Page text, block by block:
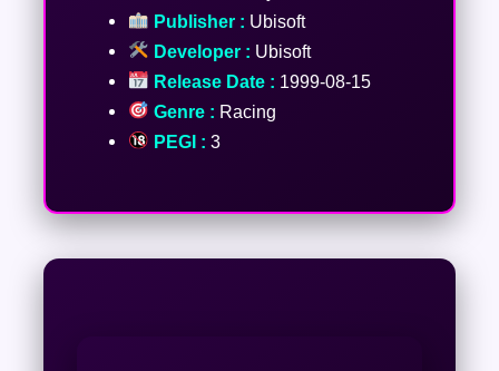
Publisher : Ubisoft
Developer : Ubisoft
Release Date : 1999-08-15
Genre : Racing
PEGI : 3